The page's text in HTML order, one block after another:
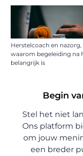
Herstelcoach en nazorg,
waarom begeleiding na
belangrijk is
Begin
Stel het niet
Ons platform
om jouw
een breder